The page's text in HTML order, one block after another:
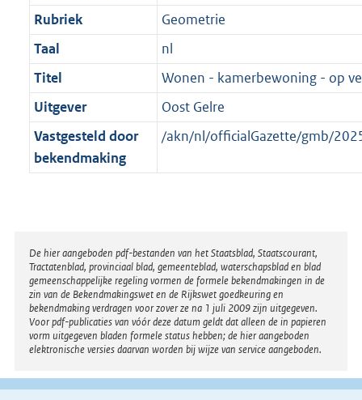
Rubriek
Geometrie
Taal
nl
Titel
Wonen - kamerbewoning - op
Uitgever
Oost Gelre
Vastgesteld door
bekendmaking
/akn/nl/officialGazette/gmb/
Disclaimer
De hier aangeboden pdf-bestanden van het Staatsblad, Staatscourant,
Tractatenblad, provinciaal blad, gemeenteblad, waterschapsblad en blad
gemeenschappelijke regeling vormen de formele bekendmakingen in de
zin van de Bekendmakingswet en de Rijkswet goedkeuring en
bekendmaking verdragen voor zover ze na 1 juli 2009 zijn uitgegeven.
Voor pdf-publicaties van vóór deze datum geldt dat alleen de in papieren
vorm uitgegeven bladen formele status hebben; de hier aangeboden
elektronische versies daarvan worden bij wijze van service aangeboden.